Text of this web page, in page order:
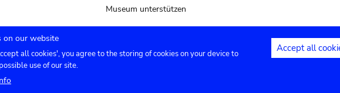
Museum unterstützen
Vermietung Kontakt Privacy settings
on our website
all cookies', you agree to the storing of cookies on your device to
use of our site.
Accept all